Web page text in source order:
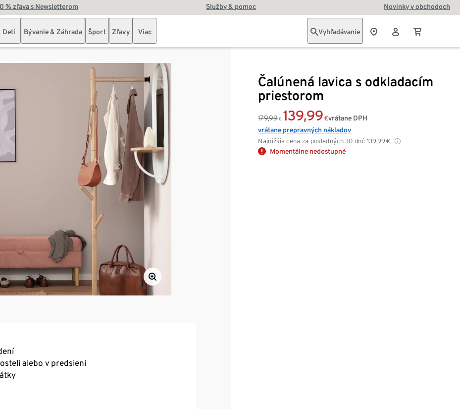
% zľava s Newsletterom Služby & pomoc Novinky v obchodoch
Deti Bývanie & Záhrada Šport Zľavy Viac Vyhľadávanie
Čalúnená lavica s odkladacím
priestorom
179,99 € 139,99 €
Najnižšia cena za posledných 30 dní: 139,99€
vrátane DPH
vrátane prepravných nákladov
Momentálne nedostupné
alebo v predsieni